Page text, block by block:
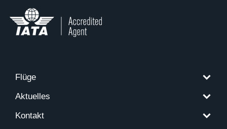
Flüge
Aktuelles
Kontakt